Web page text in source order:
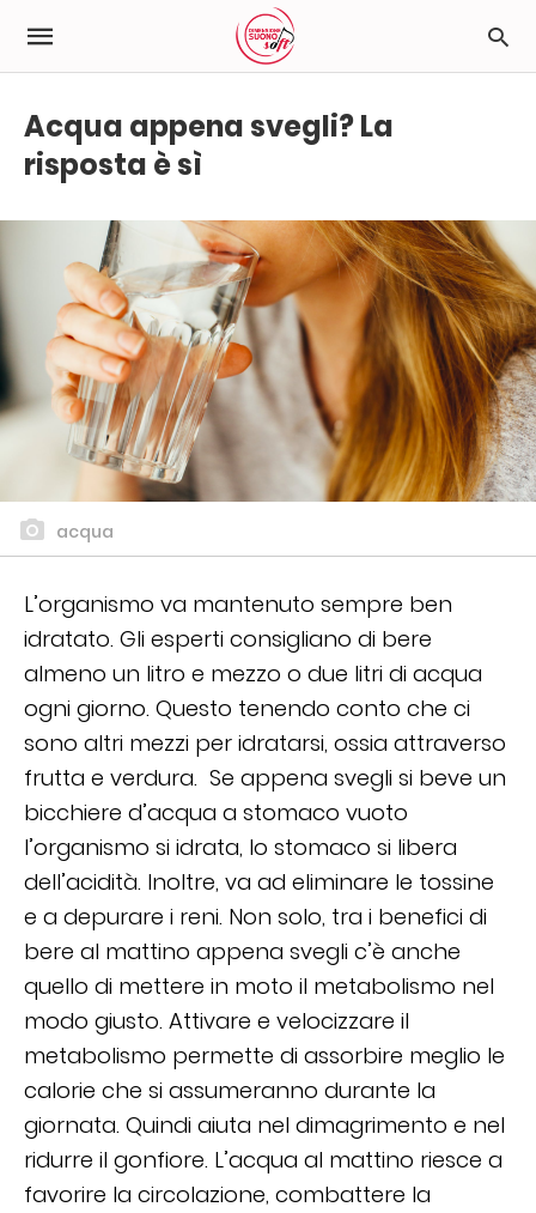
Acqua appena svegli? La
risposta è sì
acqua
L’organismo va mantenuto sempre ben
idratato. Gli esperti consigliano di bere
almeno un litro e mezzo o due litri di acqua
ogni giorno. Questo tenendo conto che ci
sono altri mezzi per idratarsi, ossia attraverso
frutta e verdura. Se appena svegli si beve un
bicchiere d’acqua a stomaco vuoto
l’organismo si idrata, lo stomaco si libera
dell’acidità. Inoltre, va ad eliminare le tossine
e a depurare i reni. Non solo, tra i benefici di
bere al mattino appena svegli c’è anche
quello di mettere in moto il metabolismo nel
modo giusto. Attivare e velocizzare il
metabolismo permette di assorbire meglio le
calorie che si assumeranno durante la
giornata. Quindi aiuta nel dimagrimento e nel
ridurre il gonfiore. L’acqua al mattino riesce a
favorire la circolazione, combattere la